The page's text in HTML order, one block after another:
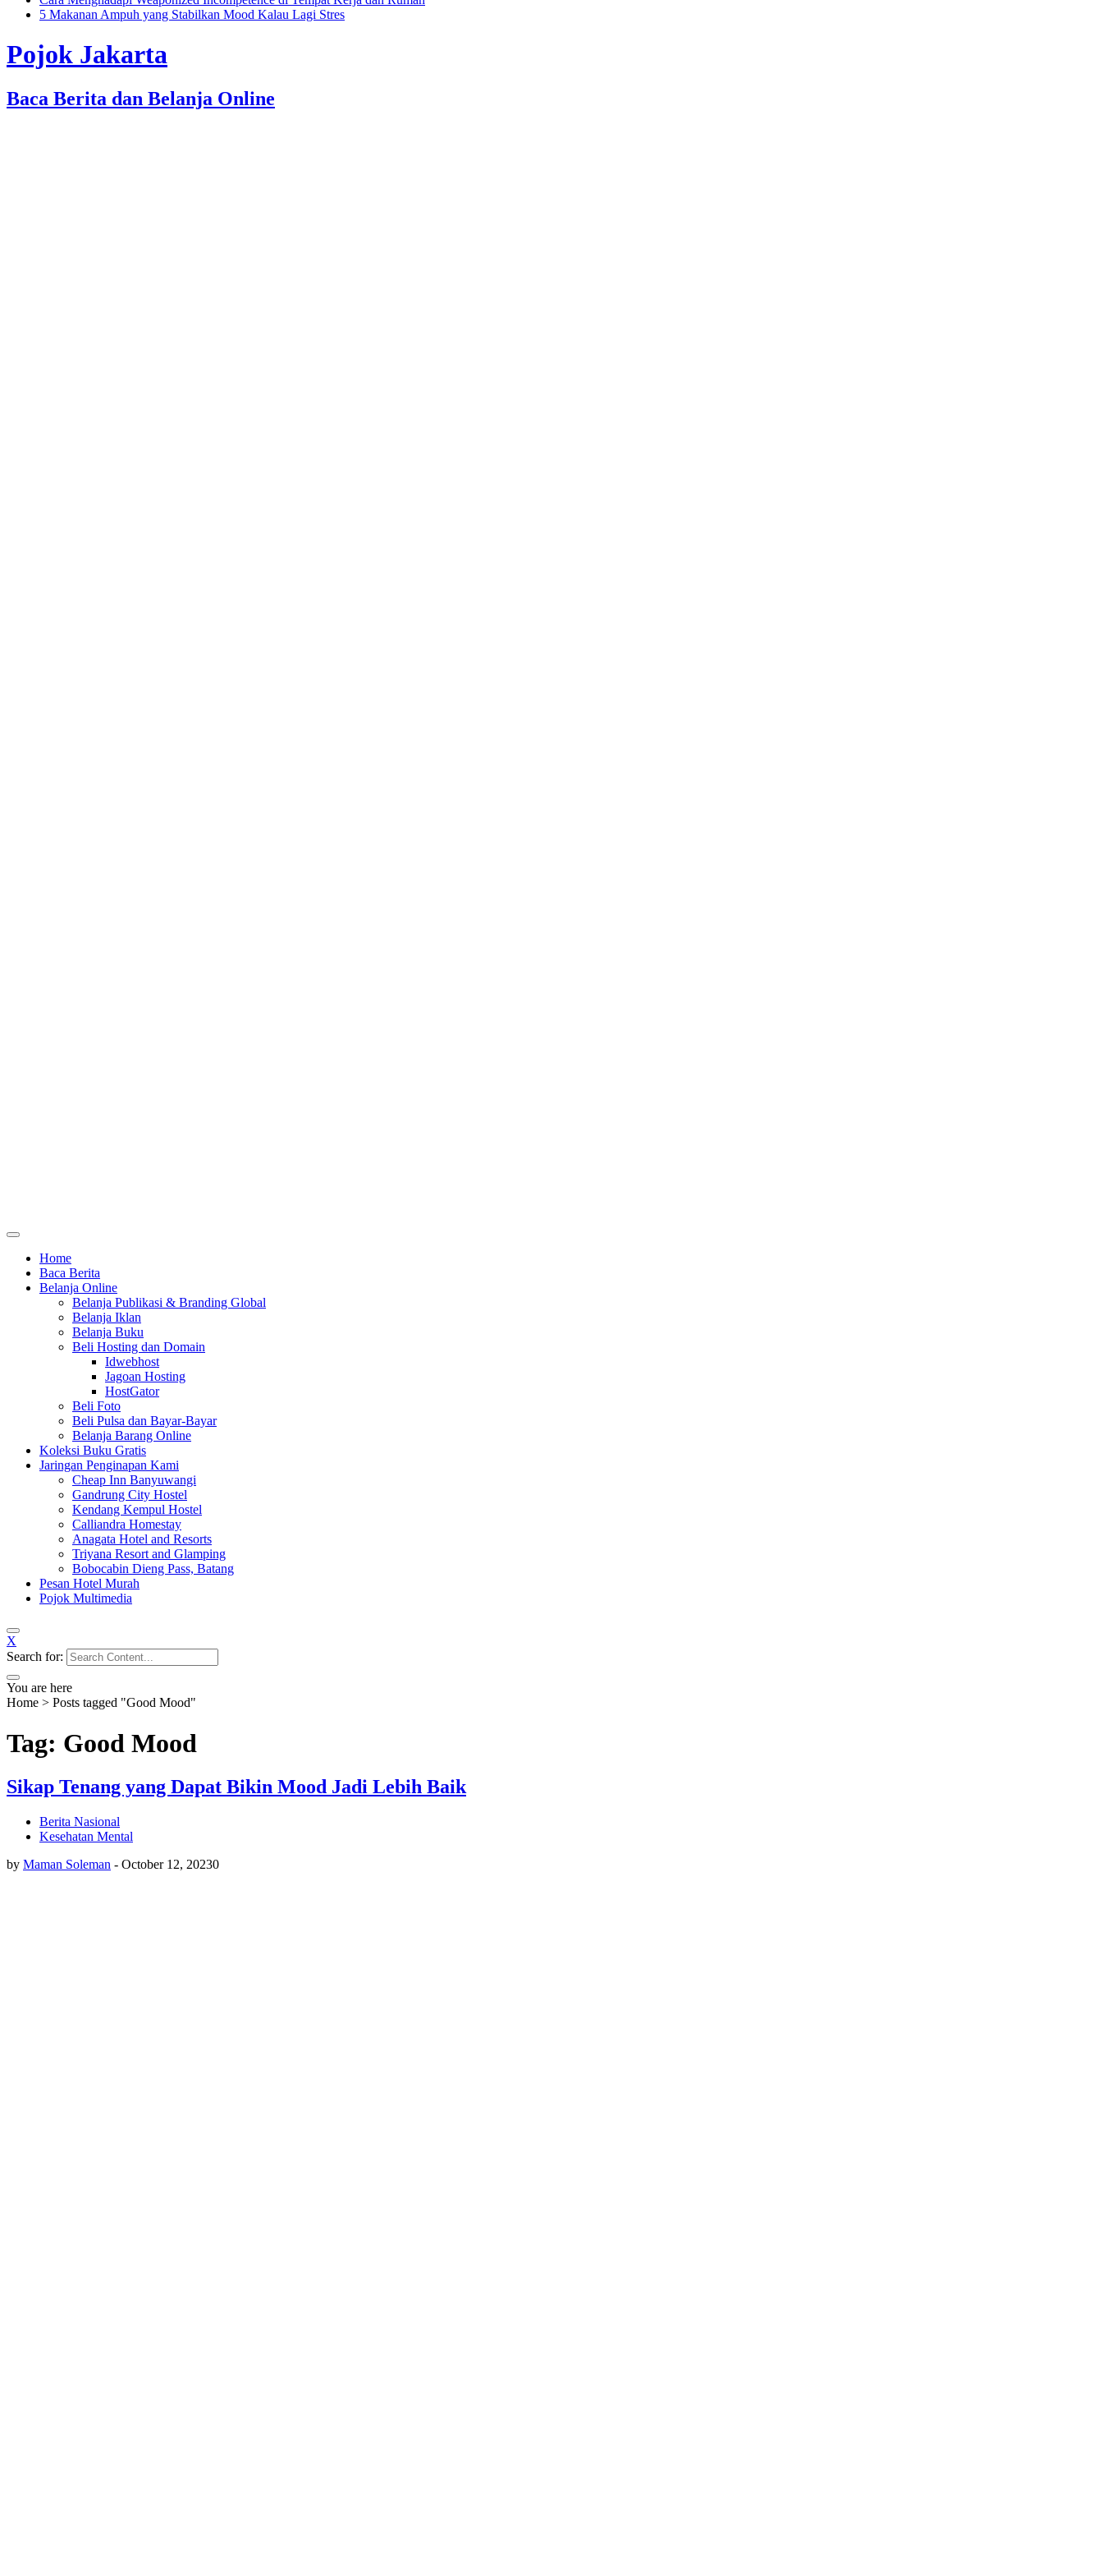
5 Makanan Ampuh yang Stabilkan Mood Kalau Lagi Stres
Pojok Jakarta
Baca Berita dan Belanja Online
Home
Baca Berita
Belanja Online
Belanja Publikasi & Branding Global
Belanja Iklan
Belanja Buku
Beli Hosting dan Domain
Idwebhost
Jagoan Hosting
HostGator
Beli Foto
Beli Pulsa dan Bayar-Bayar
Belanja Barang Online
Koleksi Buku Gratis
Jaringan Penginapan Kami
Cheap Inn Banyuwangi
Gandrung City Hostel
Kendang Kempul Hostel
Calliandra Homestay
Anagata Hotel and Resorts
Triyana Resort and Glamping
Bobocabin Dieng Pass, Batang
Pesan Hotel Murah
Pojok Multimedia
X
Search for:
You are here
Home > Posts tagged "Good Mood"
Tag: Good Mood
Sikap Tenang yang Dapat Bikin Mood Jadi Lebih Baik
Berita Nasional
Kesehatan Mental
by Maman Soleman - October 12, 20230